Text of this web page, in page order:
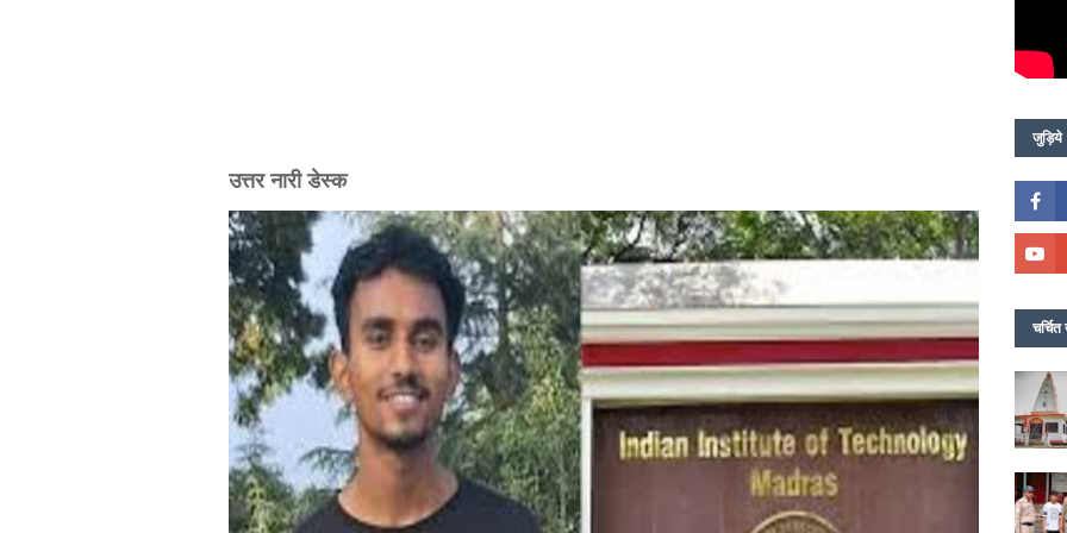
उत्तर नारी डेस्क
जुड़िये